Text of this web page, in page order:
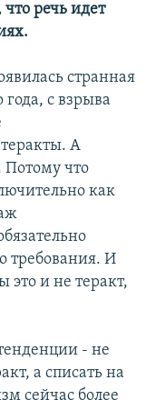
что речь идет
странная
с взрыва
А
что
как
требования. И
это и не теракт,
- не
а списать на
сейчас более